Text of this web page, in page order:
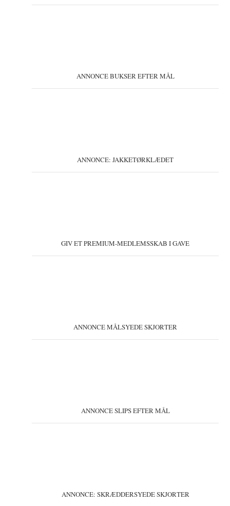
ANNONCE BUKSER EFTER MÅL
ANNONCE: JAKKETØRKLÆDET
GIV ET PREMIUM-MEDLEMSSKAB I GAVE
ANNONCE MÅLSYEDE SKJORTER
ANNONCE SLIPS EFTER MÅL
ANNONCE: SKRÆDDERSYEDE SKJORTER